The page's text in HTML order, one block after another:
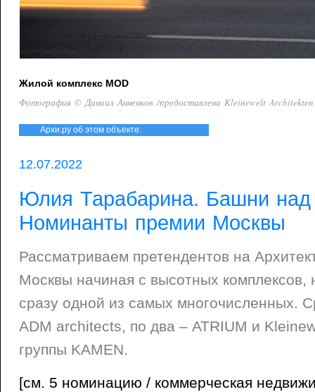
Жилой комплекс MOD
Фотография © Даниил Анненков /предоставлена Kleinewelt Architekten
Архи.ру об этом объекте:
12.07.2022
Юлия Тарабарина. Башни над
Номинанты премии Москвы
Рассматриваем претендентов на
Москвы начиная с высотных комплексов,
сразу одной из самых многочисленных.
ADM architects, по два – ATRIUM и
группы KAMEN.
[см. 5 номинацию / коммерческая